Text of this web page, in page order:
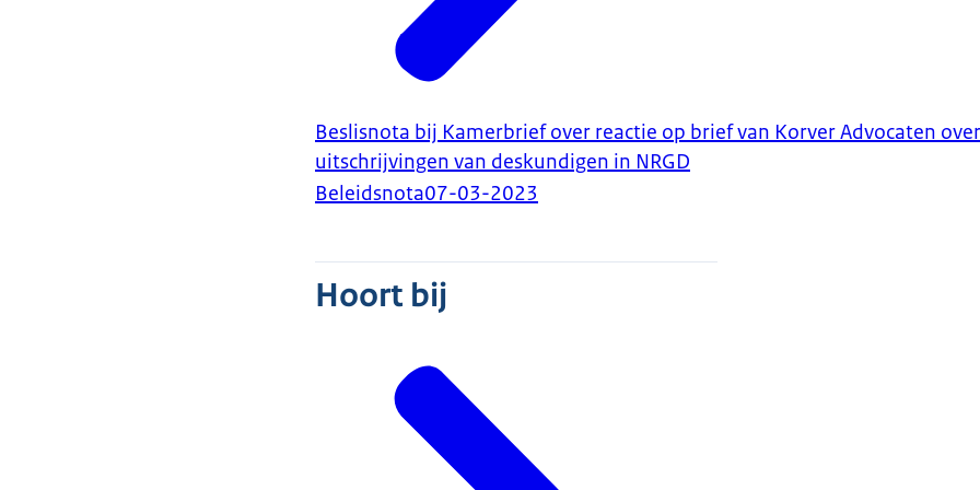
Beslisnota bij Kamerbrief over reactie op brief van Korver Advocaten
uitschrijvingen van deskundigen in NRGD
Beleidsnota07-03-2023
Hoort bij